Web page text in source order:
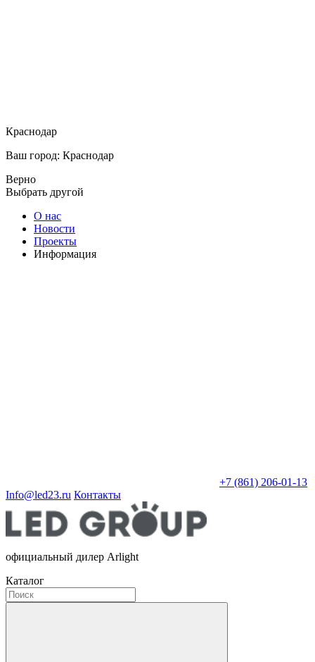
Краснодар
Ваш город: Краснодар
Верно
Выбрать другой
О нас
Новости
Проекты
Информация
+7 (861) 206-01-13
Info@led23.ru Контакты
официальный дилер Arlight
Каталог